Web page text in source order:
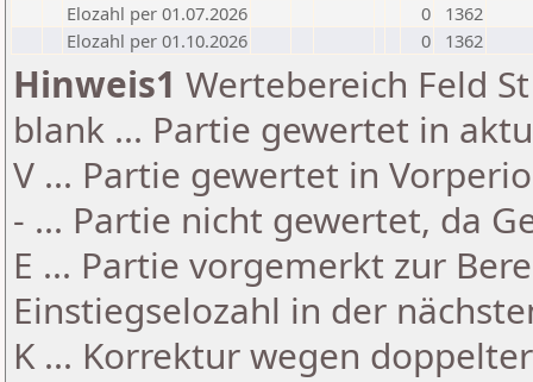
Elozahl per 01.07.2026
0
1362
Elozahl per 01.10.2026
0 1362
Hinweis1 Wertebereich Feld
blank ... Partie gewertet in
V ... Partie gewertet in
- ... Partie nicht gewertet, da
E ... Partie vorgemerkt zur
Einstiegselozahl in der
K ... Korrektur wegen